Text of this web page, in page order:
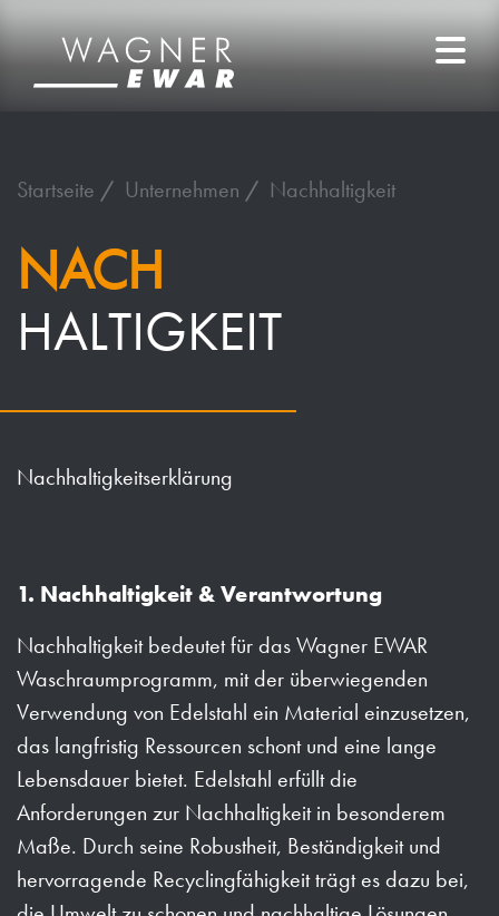
Startseite Unternehmen Nachhaltigkeit
NACH
HALTIGKEIT
Nachhaltigkeitserklärung
1. Nachhaltigkeit & Verantwortung
Nachhaltigkeit bedeutet für das Wagner EWAR
Waschraumprogramm, mit der überwiegenden
Verwendung von Edelstahl ein Material einzusetzen,
das langfristig Ressourcen schont und eine lange
Lebensdauer bietet. Edelstahl erfüllt die
Anforderungen zur Nachhaltigkeit in besonderem
Maße. Durch seine Robustheit, Beständigkeit und
hervorragende Recyclingfähigkeit trägt es dazu bei,